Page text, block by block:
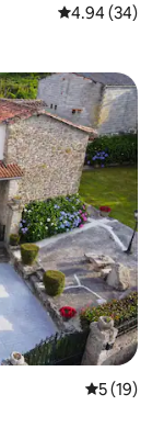
평점 4.94점(5
4.94 (34)
평점 5점
5 (19)